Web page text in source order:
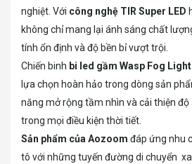
nghiệt. Với công nghệ TIR Super LED
không chỉ mang lại ánh sáng chất
tính ổn định và độ bền bỉ vượt trội.
Chiến binh bi led gầm Wasp Fog
lựa chọn hoàn hảo trong dòng sản
năng mở rộng tầm nhìn và cải thiện
trong mọi điều kiện thời tiết.
Sản phẩm của Aozoom đáp ứng nhu
tô với những tuyến đường di chuyển